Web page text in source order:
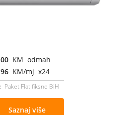
KM odmah
KM/mj x24
Paket Flat fiksne BiH
Saznaj više